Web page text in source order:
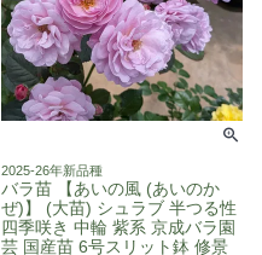
2025-26年新品種
バラ苗 【あいの風 (あいのか
ぜ)】 (大苗) シュラブ 半つる性
四季咲き 中輪 紫系 京成バラ園
芸 国産苗 6号スリット鉢 修景